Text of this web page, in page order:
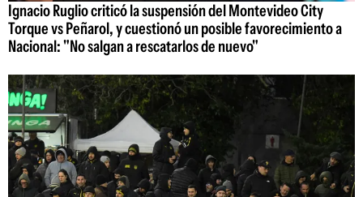
Ignacio Ruglio criticó la suspensión del Montevideo City
Torque vs Peñarol, y cuestionó un posible favorecimiento a
Nacional: "No salgan a rescatarlos de nuevo"